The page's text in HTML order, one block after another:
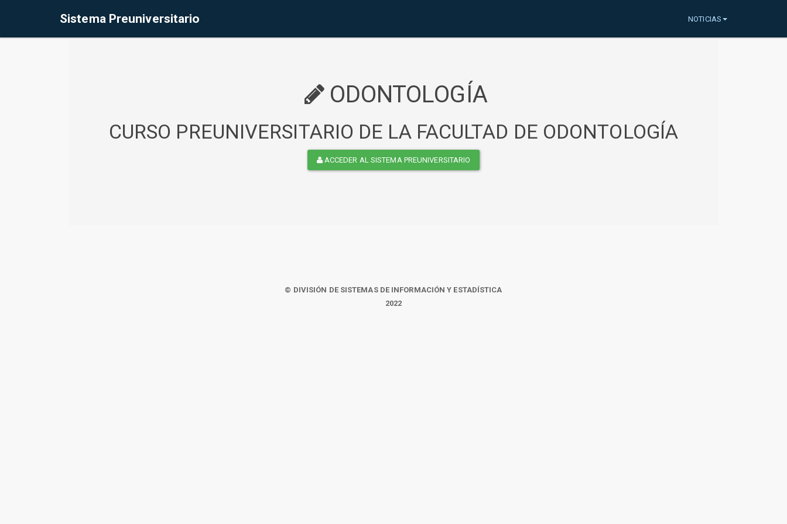
Sistema Preuniversitario NOTICIAS
ODONTOLOGÍA
CURSO PREUNIVERSITARIO DE LA FACULTAD DE ODONTOLOGÍA
ACCEDER AL SISTEMA PREUNIVERSITARIO
© DIVISIÓN DE SISTEMAS DE INFORMACIÓN Y ESTADÍSTICA
2022